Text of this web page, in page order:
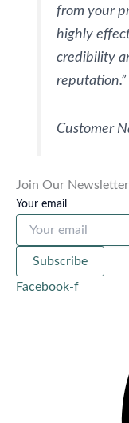
from your
highly
credibility
reputation.”
Customer
Join Our Newsletter
Your email
Subscribe
Facebook-f